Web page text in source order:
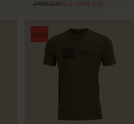
499.95 EURSpar 149.98 EUR
SALE